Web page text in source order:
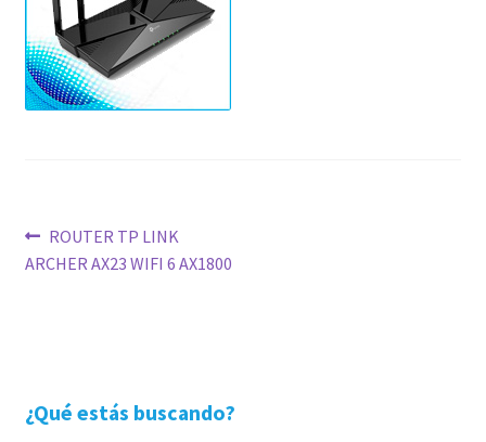
Navegación
de
Anterior:
ROUTER TP LINK
ARCHER AX23 WIFI 6 AX1800
¿Qué estás buscando?